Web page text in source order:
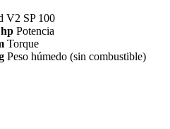
V2 SP 100
Potencia
Torque
Peso húmedo (sin combustible)